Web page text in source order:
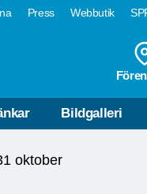
Press Webbutik
Bildgalleri
oktober